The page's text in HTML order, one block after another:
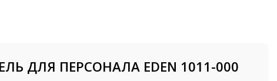
ДЛЯ ПЕРСОНАЛА EDEN 1011-000